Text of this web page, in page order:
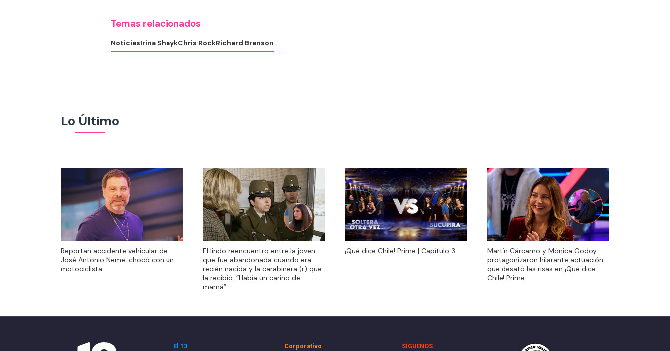
Temas relacionados
NoticiasIrina ShaykChris RockRichard Branson
Lo Último
Reportan accidente vehicular de
José Antonio Neme: chocó con un
motociclista
que fue abandonada cuando era
recién nacida y la carabinera (r) que
la recibió: “Había un cariño de
mamá”:
El lindo reencuentro entre la joven
que fue abandonada cuando era
recién nacida y la carabinera (r) que
la recibió: “Había un cariño de
mamá”:
¡Qué dice Chile! Prime | Capítulo 3
protagonizaron hilarante actuación
que desató las risas en ¡Qué dice
Chile! Prime
Martín Cárcamo y Mónica Godoy
protagonizaron hilarante actuación
que desató las risas en ¡Qué dice
Chile! Prime
El 13 Corporativo SÍGUENOS